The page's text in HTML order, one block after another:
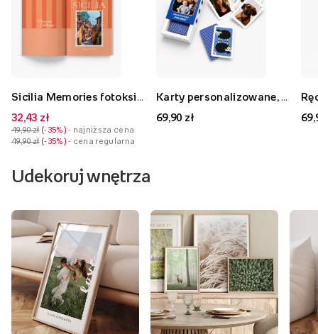
32,43 zł
49,90 zł -35%
- najniższa cena
49,90 zł -35% - cena regularna
69,90 zł
Udekoruj wnętrza